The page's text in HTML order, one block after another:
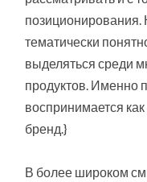
позиционирования.
тематически
выделяться среди
продуктов. Именно
воспринимается
бренд.}
В более широком